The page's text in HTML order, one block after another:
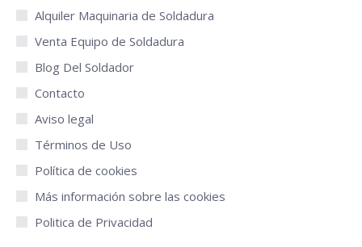
Alquiler Maquinaria de Soldadura
Venta Equipo de Soldadura
Blog Del Soldador
Contacto
Aviso legal
Términos de Uso
Política de cookies
Más información sobre las cookies
Politica de Privacidad